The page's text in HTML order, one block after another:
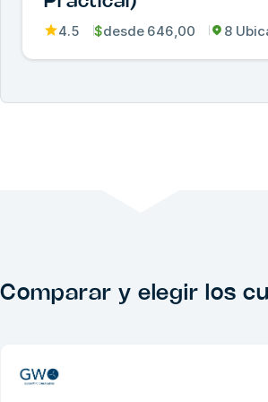
4.5 $desde 646,00 8
Comparar y elegir los